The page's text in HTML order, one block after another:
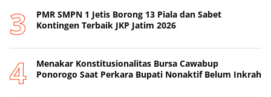
PMR SMPN 1 Jetis Borong 13 Piala dan Sabet
Kontingen Terbaik JKP Jatim 2026
Menakar Konstitusionalitas Bursa Cawabup
Ponorogo Saat Perkara Bupati Nonaktif Belum Inkrah